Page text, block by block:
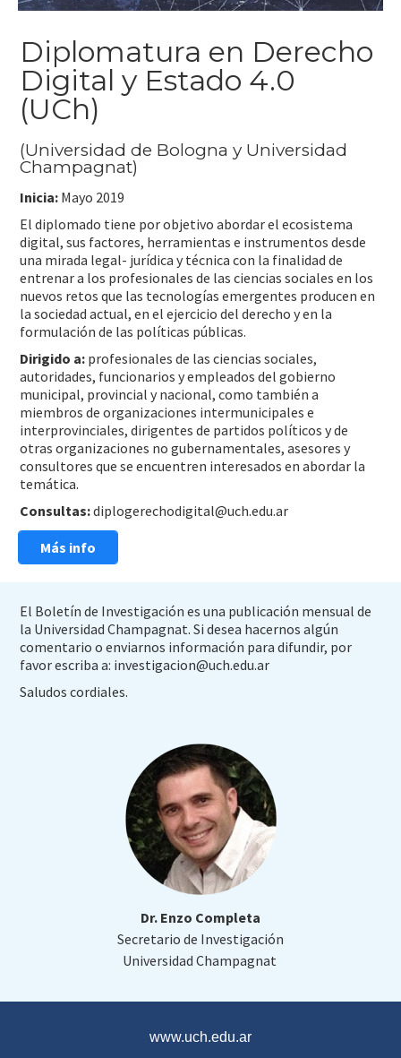
Diplomatura en Derecho
Digital y Estado 4.0
(UCh)
(Universidad de Bologna y Universidad
Champagnat)
Inicia: Mayo 2019
El diplomado tiene por objetivo abordar el ecosistema
digital, sus factores, herramientas e instrumentos desde
una mirada legal- jurídica y técnica con la finalidad de
entrenar a los profesionales de las ciencias sociales en los
nuevos retos que las tecnologías emergentes producen en
la sociedad actual, en el ejercicio del derecho y en la
formulación de las políticas públicas.
Dirigido a: profesionales de las ciencias sociales,
autoridades, funcionarios y empleados del gobierno
municipal, provincial y nacional, como también a
miembros de organizaciones intermunicipales e
interprovinciales, dirigentes de partidos políticos y de
otras organizaciones no gubernamentales, asesores y
consultores que se encuentren interesados en abordar la
temática.
Consultas:diplogerechodigital@uch.edu.ar
Más info
El Boletín de Investigación es una publicación mensual de
la Universidad Champagnat. Si desea hacernos algún
comentario o enviarnos información para difundir, por
favor escriba a: investigacion@uch.edu.ar
Saludos cordiales.
Dr. Enzo Completa
Secretario de Investigación
Universidad Champagnat
www.uch.edu.ar